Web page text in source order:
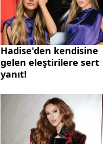
Hadise'den kendisine
gelen eleştirilere sert
yanıt!